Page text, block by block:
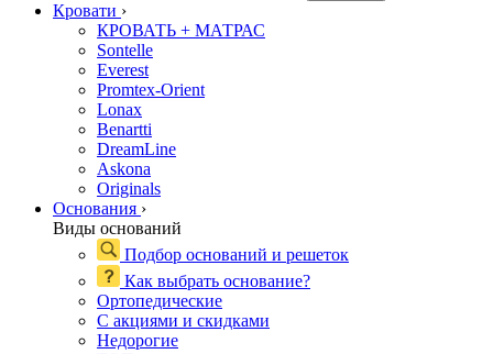
Кровати ›
КРОВАТЬ + МАТРАС
Sontelle
Everest
Promtex-Orient
Lonax
Benartti
DreamLine
Askona
Originals
Основания ›
Виды оснований
Подбор оснований и решеток
Как выбрать основание?
Ортопедические
С акциями и скидками
Недорогие